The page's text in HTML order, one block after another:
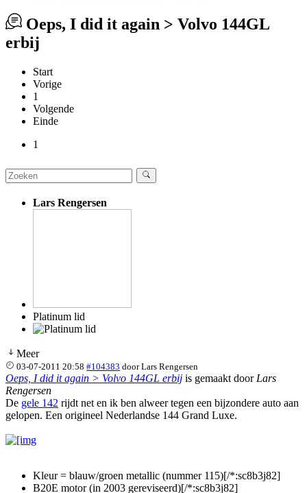
Oeps, I did it again > Volvo 144GL
erbij
Start
Vorige
1
Volgende
Einde
1
Lars Rengersen
Platinum lid
Meer
03-07-2011 20:58 #104383 doorLars Rengersen
Oeps, I did it again > Volvo 144GL erbij is gemaakt door Lars
Rengersen
De gele 142 rijdt net en ik ben alweer tegen een bijzondere auto aan
gelopen. Een origineel Nederlandse 144 Grand Luxe.
Kleur = blauw/groen metallic (nummer 115)[/*:sc8b3j82]
B20E motor (in 2003 gereviseerd)[/*:sc8b3j82]